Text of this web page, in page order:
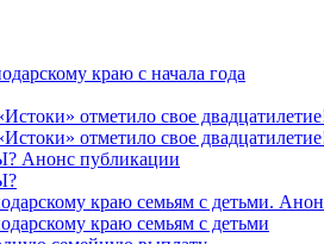
краю с начала года
отметило свое
отметило свое
публикации
краю семьям с детьми.
краю семьям с детьми